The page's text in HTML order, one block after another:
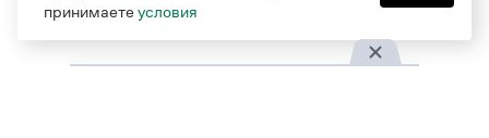
принимаетеусловия